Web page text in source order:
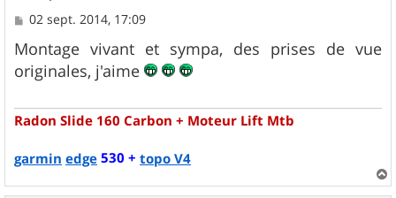
M
s
s
a
02 sept. 2014, 17:09
Montage vivant et sympa, des prises de vue
originales, j'aime
Radon Slide 160 Carbon + Moteur Lift Mtb
garmin edge530 + topo V4
a